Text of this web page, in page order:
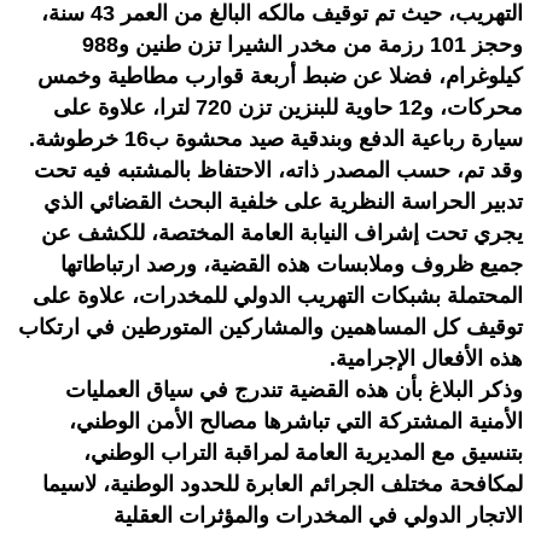
التهريب، حيث تم توقيف مالكه البالغ من العمر 43 سنة،
وحجز 101 رزمة من مخدر الشيرا تزن طنين و988
كيلوغرام، فضلا عن ضبط أربعة قوارب مطاطية وخمس
محركات، و12 حاوية للبنزين تزن 720 لترا، علاوة على
سيارة رباعية الدفع وبندقية صيد محشوة ب16 خرطوشة.
وقد تم، حسب المصدر ذاته، الاحتفاظ بالمشتبه فيه تحت
تدبير الحراسة النظرية على خلفية البحث القضائي الذي
يجري تحت إشراف النيابة العامة المختصة، للكشف عن
جميع ظروف وملابسات هذه القضية، ورصد ارتباطاتها
المحتملة بشبكات التهريب الدولي للمخدرات، علاوة على
توقيف كل المساهمين والمشاركين المتورطين في ارتكاب
هذه الأفعال الإجرامية.
وذكر البلاغ بأن هذه القضية تندرج في سياق العمليات
الأمنية المشتركة التي تباشرها مصالح الأمن الوطني،
بتنسيق مع المديرية العامة لمراقبة التراب الوطني،
لمكافحة مختلف الجرائم العابرة للحدود الوطنية، لاسيما
الاتجار الدولي في المخدرات والمؤثرات العقلية